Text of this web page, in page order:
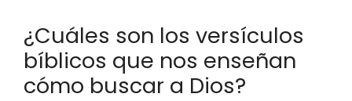
¿Cuáles son los versículos
bíblicos que nos enseñan
cómo buscar a Dios?